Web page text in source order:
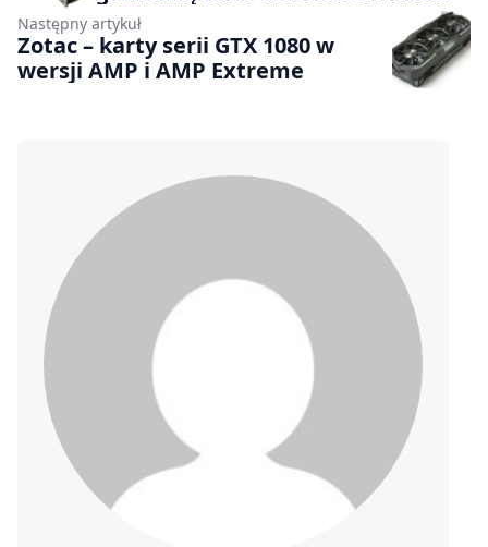
Następny artykuł
Zotac – karty serii GTX 1080 w
wersji AMP i AMP Extreme